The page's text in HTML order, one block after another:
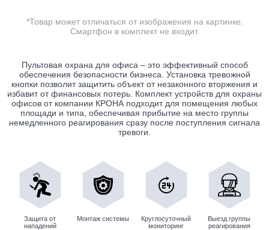
*Товар может отличаться от изображения на картинке.
Смартфон в комплект не входит.
Пультовая охрана для офиса – это эффективный способ
обеспечения безопасности бизнеса. Установка тревожной
кнопки позволит защитить объект от незаконного вторжения и
избавит от финансовых потерь. Комплект устройств для охраны
офисов от компании КРОНА подходит для помещения любых
площади и типа, обеспечивая прибытие на место группы
немедленного реагирования сразу после поступления сигнала
тревоги.
Защита от
нападений
Монтаж системы
Круглосуточный
мониторинг
Выезд группы
реагирования